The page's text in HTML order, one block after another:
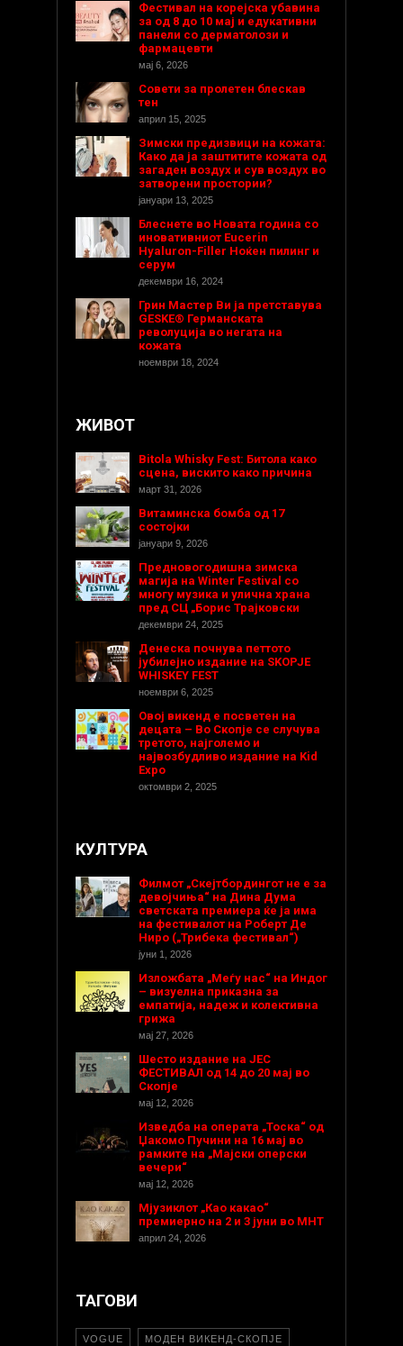
Фестивал на корејска убавина
за од 8 до 10 мај и едукативни
панели со дерматолози и
фармацевти
мај 6, 2026
Совети за пролетен блескав
тен
април 15, 2025
Зимски предизвици на кожата:
Како да ја заштитите кожата од
загаден воздух и сув воздух во
затворени простории?
јануари 13, 2025
Блеснете во Новата година со
иновативниот Eucerin
Hyaluron-Filler Ноќен пилинг и
серум
декември 16, 2024
Грин Мастер Ви ја претставува
GESKE® Германската
револуција во негата на
кожата
ноември 18, 2024
ЖИВОТ
Bitola Whisky Fest: Битола како
сцена, вискито како причина
март 31, 2026
Витаминска бомба од 17
состојки
јануари 9, 2026
Предновогодишнa зимска
магија на Winter Festival со
многу музика и улична храна
пред СЦ „Борис Трајковски
декември 24, 2025
Денеска почнува петтото
јубилејно издание на SKOPJE
WHISKEY FEST
ноември 6, 2025
Овој викенд е посветен на
децата – Во Скопје се случува
третото, најголемо и
највозбудливо издание на Kid
Expo
октомври 2, 2025
КУЛТУРА
Филмот „Скејтбордингот не е за
девојчиња“ на Дина Дума
светската премиера ќе ја има
на фестивалот на Роберт Де
Ниро („Трибека фестивал“)
јуни 1, 2026
Изложбата „Меѓу нас“ на Индог
– визуелна приказна за
емпатија, надеж и колективна
грижа
мај 27, 2026
Шесто издание на ЈЕС
ФЕСТИВАЛ од 14 до 20 мај во
Скопје
мај 12, 2026
Изведба на операта „Тоска“ од
Џакомо Пучини на 16 мај во
рамките на „Мајски оперски
вечери“
мај 12, 2026
Мјузиклот „Као какао“
премиерно на 2 и 3 јуни во МНТ
април 24, 2026
ТАГОВИ
VOGUE МОДЕН ВИКЕНД-СКОПЈЕ